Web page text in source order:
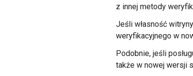
z innej metody
Jeśli własność
weryfikacyjnego w
Podobnie, jeśli
także w nowej wersji